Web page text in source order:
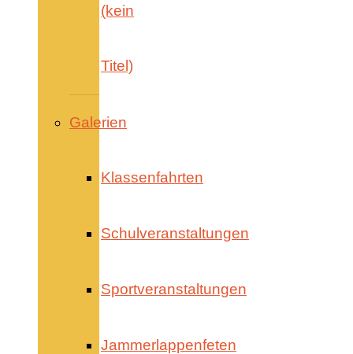
(kein
Titel)
Galerien
Klassenfahrten
Schulveranstaltungen
Sportveranstaltungen
Jammerlappenfeten